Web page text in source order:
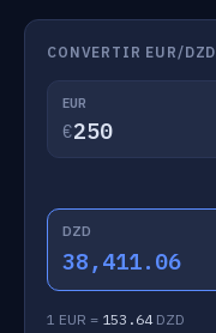
CONVERTIR EUR/DZD
EUR
€
DZD
38,411.06
1 EUR = 153.64DZD